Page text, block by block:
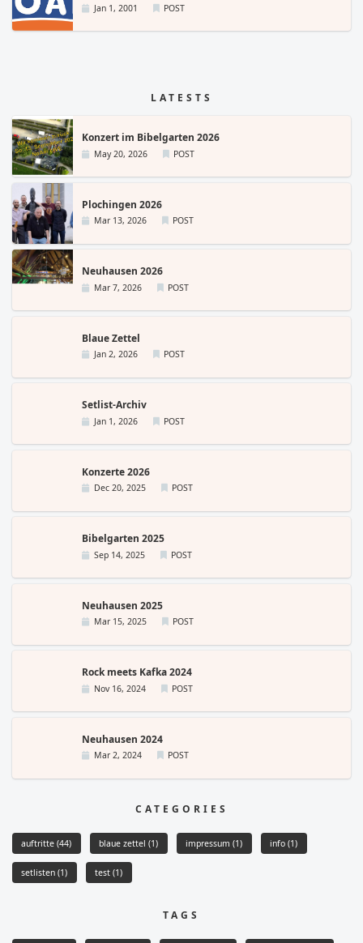
Jan 1, 2001 POST
LATESTS
Konzert im Bibelgarten 2026
May 20, 2026 POST
Plochingen 2026
Mar 13, 2026 POST
Neuhausen 2026
Mar 7, 2026 POST
Blaue Zettel
Jan 2, 2026 POST
Setlist-Archiv
Jan 1, 2026 POST
Konzerte 2026
Dec 20, 2025 POST
Bibelgarten 2025
Sep 14, 2025 POST
Neuhausen 2025
Mar 15, 2025 POST
Rock meets Kafka 2024
Nov 16, 2024 POST
Neuhausen 2024
Mar 2, 2024 POST
CATEGORIES
auftritte(44) blaue zettel(1) impressum(1) info(1)
setlisten(1) test(1)
TAGS